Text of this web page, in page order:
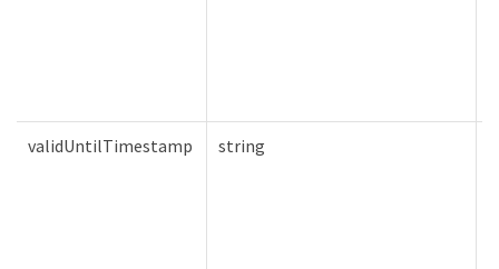
validUntilTimestamp string